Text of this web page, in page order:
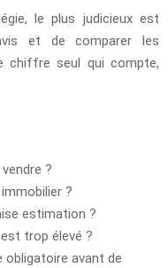
le plus judicieux est
et de comparer les
chiffre seul qui compte,
?
?
estimation ?
trop élevé ?
obligatoire avant de